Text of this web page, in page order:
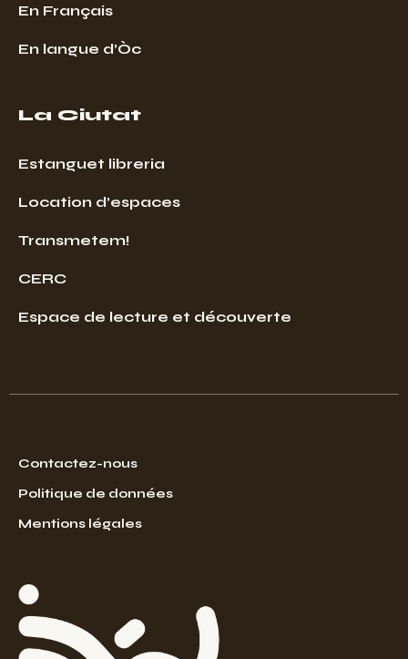
En Français
En langue d’Òc
La Ciutat
Estanguet libreria
Location d’espaces
Transmetem!
CERC
Espace de lecture et découverte
Contactez-nous
Politique de données
Mentions légales